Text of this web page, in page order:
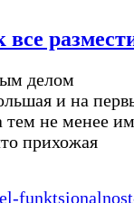
делом
и на
тем не менее
прихожая